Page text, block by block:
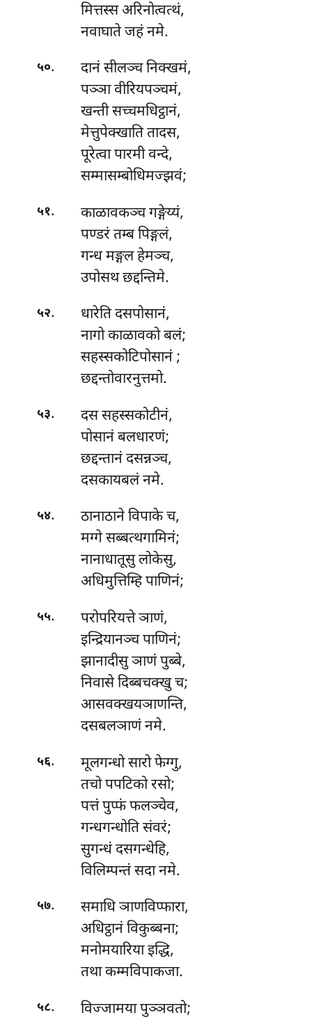
मित्तस्स अरिनोत्वत्थं,
नवाघाते जहं नमे.
५०.
दानं सीलञ्च निक्खमं,
पञ्ञा वीरियपञ्चमं,
खन्तीसच्चमधिट्ठानं,
मेत्तुपेक्खाति तादस,
पूरेत्वा पारमी वन्दे,
सम्मासम्बोधिमज्झवं;
५१.
काळावकञ्च गङ्गेय्यं,
पण्डरं तम्ब पिङ्गलं,
गन्ध मङ्गल हेमञ्च,
उपोसथ छद्दन्तिमे.
५२.
धारेति दसपोसानं,
नागो काळावको बलं;
सहस्सकोटिपोसानं ;
छद्दन्तोवारनुत्तमो.
५३.
दस सहस्सकोटीनं,
पोसानं बलधारणं;
छद्दन्तानं दसन्नञ्च,
दसकायबलं नमे.
५४. ठानाठानेविपाके च,
मग्गे सब्बत्थगामिनं;
नानाधातूसु लोकेसु,
अधिमुत्तिम्हि पाणिनं;
५५.
परोपरियत्ते ञाणं,
इन्द्रियानञ्च पाणिनं;
झानादीसु ञाणं पुब्बे,
निवासे दिब्बचक्खु च;
आसवक्खयञाणन्ति,
दसबलञाणं नमे.
५६. मूलगन्धोसारो फेग्गु,
तचो पपटिको रसो;
पत्तं पुप्फं फलञ्चेव,
गन्धगन्धोति संवरं;
सुगन्धं दसगन्धेहि,
विलिम्पन्तं सदा नमे.
५७. समाधिञाणविप्फारा,
अधिट्ठानं विकुब्बना;
मनोमयारिया इद्धि,
तथा कम्मविपाकजा.
५८.
विज्जामया पुञ्ञवतो;